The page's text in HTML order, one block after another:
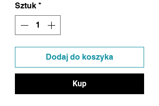
Sztuk *
Dodaj do koszyka
Kup